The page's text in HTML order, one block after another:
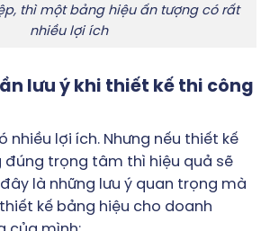
thì một bảng hiệu ấn tượng có rất
nhiều lợi ích
lưu ý khi thiết kế thi công
nhiều lợi ích. Nhưng nếu thiết kế
đúng trọng tâm thì hiệu quả sẽ
là những lưu ý quan trọng mà
kế bảng hiệu cho doanh